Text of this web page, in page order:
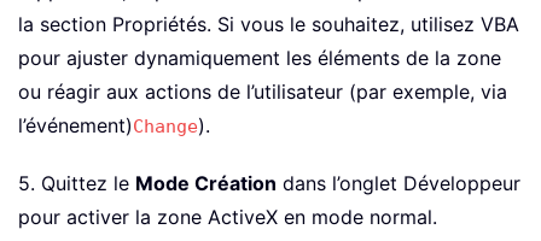
la section Propriétés. Si vous le souhaitez, utilisez VBA
pour ajuster dynamiquement les éléments de la zone
ou réagir aux actions de l’utilisateur (par exemple, via
l’événement)Change).
5. Quittez le Mode Création dans l’onglet Développeur
pour activer la zone ActiveX en mode normal.